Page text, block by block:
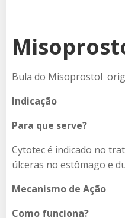
Bula do Misoprostol
Indicação
Para que serve?
Cytotec é indicado no
úlceras no estômago e
Mecanismo de Ação
Como funciona?